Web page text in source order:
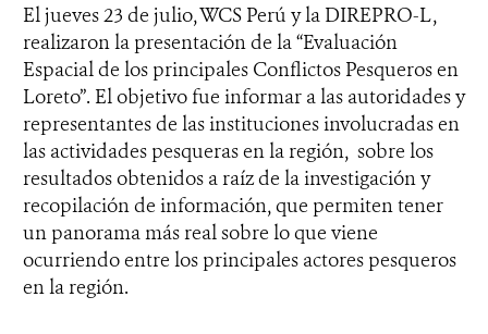
El jueves 23 de julio, WCS Perú y la DIREPRO-L,
realizaron la presentación de la “Evaluación
Espacial de los principales Conflictos Pesqueros en
Loreto”. El objetivo fue informar a las autoridades y
representantes de las instituciones involucradas en
las actividades pesqueras en la región, sobre los
resultados obtenidos a raíz de la investigación y
recopilación de información, que permiten tener
un panorama más real sobre lo que viene
ocurriendo entre los principales actores pesqueros
en la región.